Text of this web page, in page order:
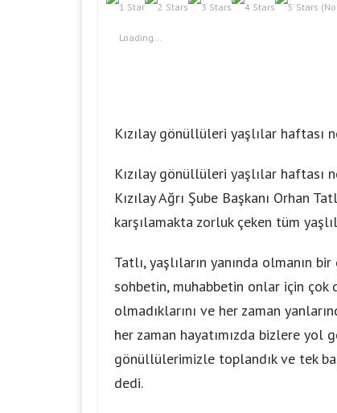
Loading...
Kızılay gönüllüleri yaşlılar haftası
Kızılay gönüllüleri yaşlılar haftası
Kızılay Ağrı Şube Başkanı Orhan
karşılamakta zorluk çeken tüm
Tatlı, yaşlıların yanında olmanın
sohbetin, muhabbetin onlar için çok
olmadıklarını ve her zaman
her zaman hayatımızda bizlere yol
gönüllülerimizle toplandık ve tek
dedi.